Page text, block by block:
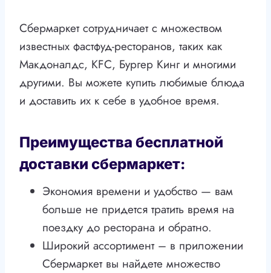
Сбермаркет сотрудничает с множеством
известных фастфуд-ресторанов, таких как
Макдоналдс, КFC, Бургер Кинг и многими
другими. Вы можете купить любимые блюда
и доставить их к себе в удобное время.
Преимущества бесплатной
доставки сбермаркет:
Экономия времени и удобство — вам
больше не придется тратить время на
поездку до ресторана и обратно.
Широкий ассортимент – в приложении
Сбермаркет вы найдете множество